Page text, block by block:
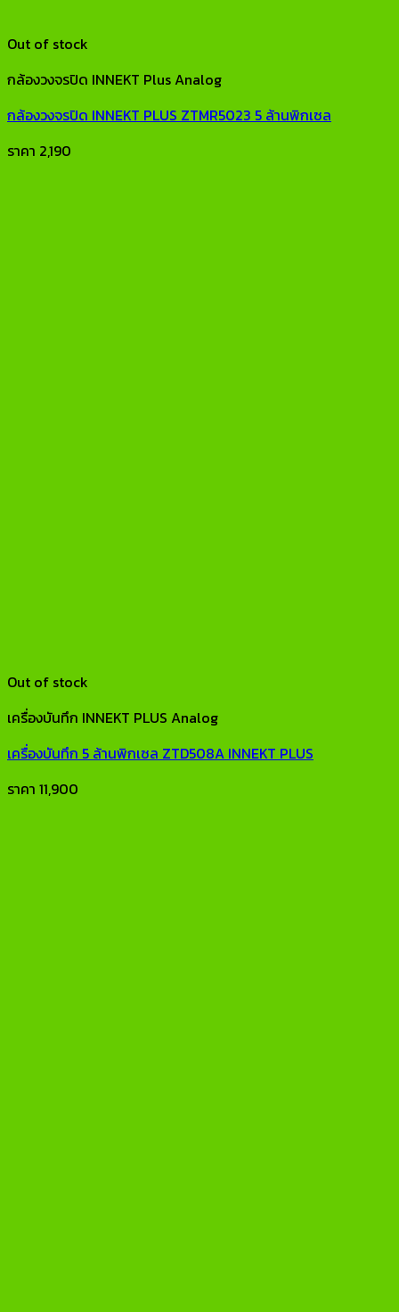
Out of stock
กล้องวงจรปิด INNEKT Plus Analog
กล้องวงจรปิด INNEKT PLUS ZTMR5023 5 ล้านพิกเซล
ราคา 2,190
Out of stock
เครื่องบันทึก INNEKT PLUS Analog
เครื่องบันทึก 5 ล้านพิกเซล ZTD508A INNEKT PLUS
ราคา 11,900